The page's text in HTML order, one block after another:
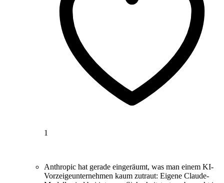
1
Anthropic hat gerade eingeräumt, was man einem KI-
Vorzeigeunternehmen kaum zutraut: Eigene Claude-